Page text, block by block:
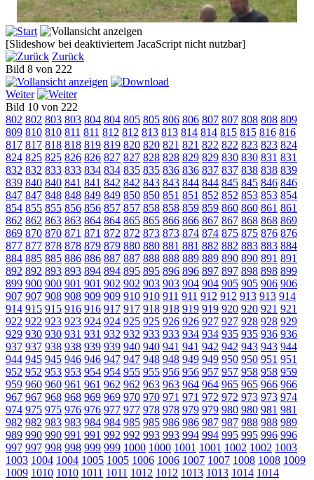
[Slideshow bei deaktiviertem JacaScript nicht nutzbar]
Zurück
Bild 8 von 222
Weiter
Bild 10 von 222
802 802 803 803 804 804 805 805 806 806 807 807 808 808 809
809 810 810 811 811 812 812 813 813 814 814 815 815 816 816
817 817 818 818 819 819 820 820 821 821 822 822 823 823 824
824 825 825 826 826 827 827 828 828 829 829 830 830 831 831
832 832 833 833 834 834 835 835 836 836 837 837 838 838 839
839 840 840 841 841 842 842 843 843 844 844 845 845 846 846
847 847 848 848 849 849 850 850 851 851 852 852 853 853 854
854 855 855 856 856 857 857 858 858 859 859 860 860 861 861
862 862 863 863 864 864 865 865 866 866 867 867 868 868 869
869 870 870 871 871 872 872 873 873 874 874 875 875 876 876
877 877 878 878 879 879 880 880 881 881 882 882 883 883 884
884 885 885 886 886 887 887 888 888 889 889 890 890 891 891
892 892 893 893 894 894 895 895 896 896 897 897 898 898 899
899 900 900 901 901 902 902 903 903 904 904 905 905 906 906
907 907 908 908 909 909 910 910 911 911 912 912 913 913 914
914 915 915 916 916 917 917 918 918 919 919 920 920 921 921
922 922 923 923 924 924 925 925 926 926 927 927 928 928 929
929 930 930 931 931 932 932 933 933 934 934 935 935 936 936
937 937 938 938 939 939 940 940 941 941 942 942 943 943 944
944 945 945 946 946 947 947 948 948 949 949 950 950 951 951
952 952 953 953 954 954 955 955 956 956 957 957 958 958 959
959 960 960 961 961 962 962 963 963 964 964 965 965 966 966
967 967 968 968 969 969 970 970 971 971 972 972 973 973 974
974 975 975 976 976 977 977 978 978 979 979 980 980 981 981
982 982 983 983 984 984 985 985 986 986 987 987 988 988 989
989 990 990 991 991 992 992 993 993 994 994 995 995 996 996
997 997 998 998 999 999 1000 1000 1001 1001 1002 1002 1003
1003 1004 1004 1005 1005 1006 1006 1007 1007 1008 1008 1009
1009 1010 1010 1011 1011 1012 1012 1013 1013 1014 1014